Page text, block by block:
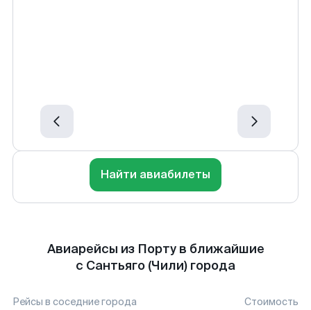
Найти авиабилеты
Авиарейсы из Порту в ближайшие
с Сантьяго (Чили) города
Рейсы в соседние города Стоимость